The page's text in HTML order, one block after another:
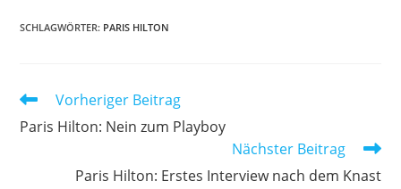
SCHLAGWÖRTER: PARIS HILTON
Weitere
ansehen
Vorheriger Beitrag
Paris Hilton: Nein zum Playboy
Nächster Beitrag
Paris Hilton: Erstes Interview nach dem Knast